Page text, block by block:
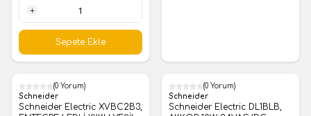
1 Adet
Sepete Ekle
(0 Yorum)
Schneider
Schneider Electric XVBC2B3,
(0 Yorum)
Schneider
Schneider Electric DL1BLB,